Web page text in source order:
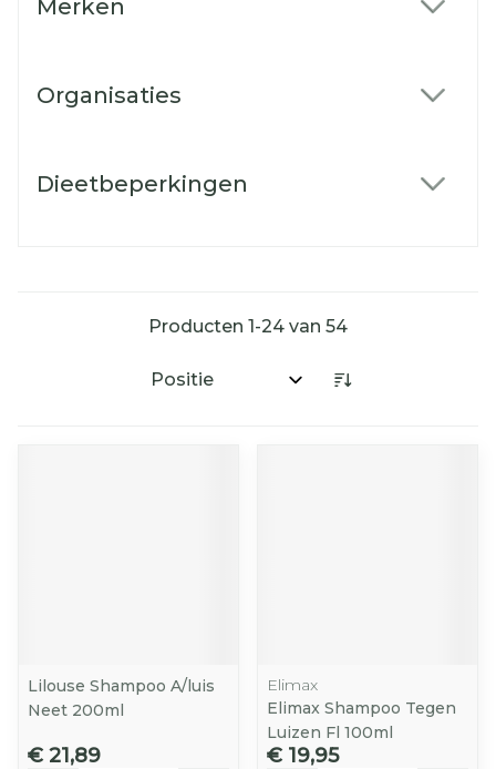
Merken
Organisaties
Dieetbeperkingen
Producten 1-24 van 54
Sorteer op:
Lilouse Shampoo A/luis
Neet 200ml
€ 21,89
Elimax
Elimax Shampoo Tegen
Luizen Fl 100ml
€ 19,95